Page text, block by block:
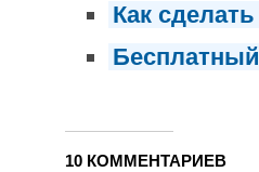
Как
10 КОММЕНТАРИЕВ